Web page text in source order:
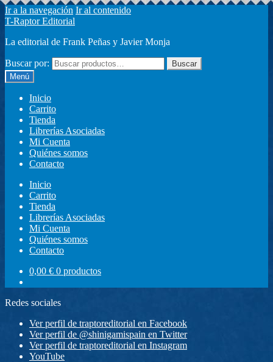
Ir a la navegación Ir al contenido
T-Raptor Editorial
La editorial de Frank Peñas y Javier Monja
Buscar por:
Buscar
Menú
Inicio
Carrito
Tienda
Librerías Asociadas
Mi Cuenta
Quiénes somos
Contacto
Inicio
Carrito
Tienda
Librerías Asociadas
Mi Cuenta
Quiénes somos
Contacto
0,00 € 0 productos
Redes sociales
Ver perfil de traptoreditorial en Facebook
Ver perfil de @shinigamispain en Twitter
Ver perfil de traptoreditorial en Instagram
YouTube